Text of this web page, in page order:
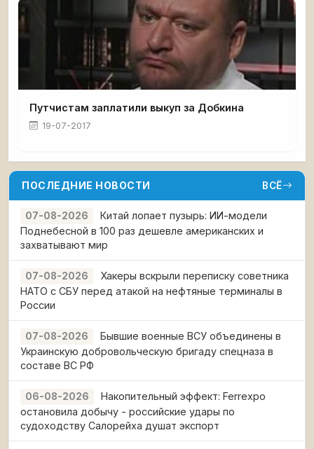
Путчистам заплатили выкуп за Добкина
19-07-2017
ПОСЛЕДНИЕ НОВОСТИ ВСЁ
07-08-2026
Китай лопает пузырь: ИИ-модели
Поднебесной в 100 раз дешевле американских и
захватывают мир
07-08-2026
Хакеры вскрыли переписку советника
НАТО с СБУ перед атакой на нефтяные терминалы в
России
07-08-2026
Бывшие военные ВСУ объединены в
Украинскую добровольческую бригаду спецназа в
составе ВС РФ
06-08-2026
Накопительный эффект: Ferrexpo
остановила добычу - российские удары по
судоходству Салорейха душат экспорт